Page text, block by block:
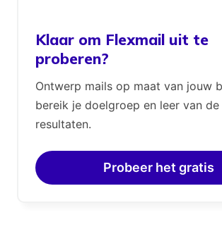
Klaar om Flexmail uit te
proberen?
Ontwerp mails op maat van jouw
bereik je doelgroep en leer van
resultaten.
Probeer het gratis